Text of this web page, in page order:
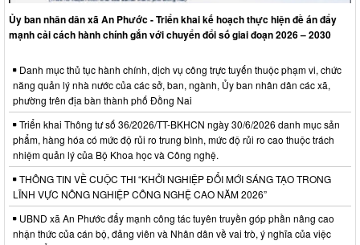
Ủy ban nhân dân xã An Phước - Triển khai kế hoạch thực hiện đề án đẩy
mạnh cải cách hành chính gắn với chuyển đổi số giai đoạn 2026 – 2030
Danh mục thủ tục hành chính, dịch vụ công trực tuyến thuộc phạm vi, chức
năng quản lý nhà nước của các sở, ban, ngành, Ủy ban nhân dân các xã,
phường trên địa bàn thành phố Đồng Nai
Triển khai Thông tư số 36/2026/TT-BKHCN ngày 30/6/2026 danh mục sản
phẩm, hàng hóa có mức độ rủi ro trung bình, mức độ rủi ro cao thuộc trách
nhiệm quản lý của Bộ Khoa học và Công nghệ.
THÔNG TIN VỀ CUỘC THI “KHỞI NGHIỆP ĐỔI MỚI SÁNG TẠO TRONG
LĨNH VỰC NÔNG NGHIỆP CÔNG NGHỆ CAO NĂM 2026”
UBND xã An Phước đẩy mạnh công tác tuyên truyền góp phần nâng cao
nhận thức của cán bộ, đảng viên và Nhân dân về vai trò, ý nghĩa của việc